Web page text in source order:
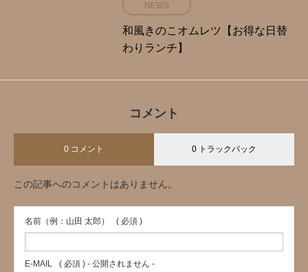
NEWS
和風きのこオムレツ【お得な日替
わりランチ】
コメント
0 コメント 0 トラックバック
この記事へのコメントはありません。
名前（例：山田 太郎） ( 必須 )
E-MAIL ( 必須 ) - 公開されません -